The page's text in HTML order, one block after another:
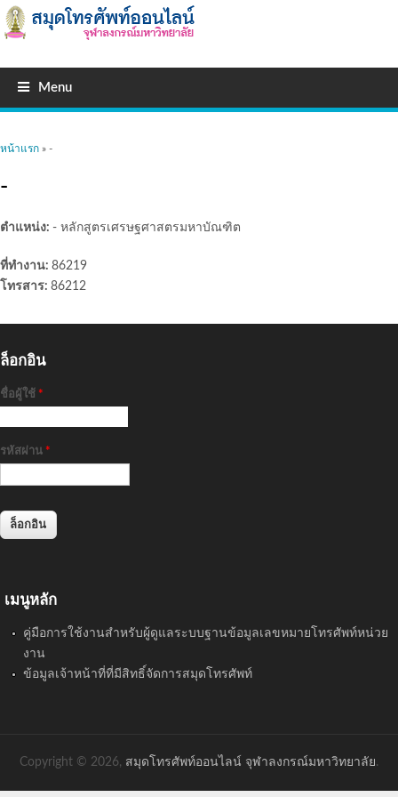
Menu
คุณอยู่ที่นี่
หน้าแรก » -
-
ตำแหน่ง: - หลักสูตรเศรษฐศาสตรมหาบัณฑิต
ที่ทำงาน: 86219
โทรสาร: 86212
ล็อกอิน
ชื่อผู้ใช้ *
รหัสผ่าน *
เมนูหลัก
คู่มือการใช้งานสำหรับผู้ดูแลระบบฐานข้อมูลเลขหมายโทรศัพท์หน่วย
งาน
ข้อมูลเจ้าหน้าที่ที่มีสิทธิ์จัดการสมุดโทรศัพท์
Copyright © 2026, สมุดโทรศัพท์ออนไลน์ จุฬาลงกรณ์มหาวิทยาลัย.